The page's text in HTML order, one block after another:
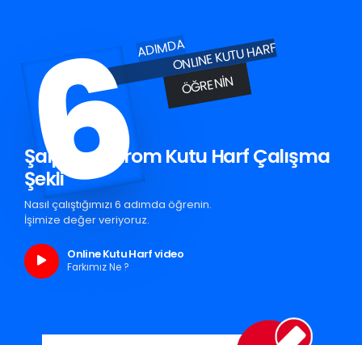
6ADIMDAONLINE KUTU HARF
ÖĞRENIN
Şalpazarı Krom Kutu Harf Çalışma
Şekli
Nasıl çalıştığımızı 6 adımda öğrenin.
İşimize değer veriyoruz.
Online Kutu Harf video
Farkımız Ne ?